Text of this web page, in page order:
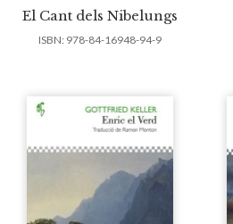
El Cant dels Nibelungs
ISBN: 978-84-16948-94-9